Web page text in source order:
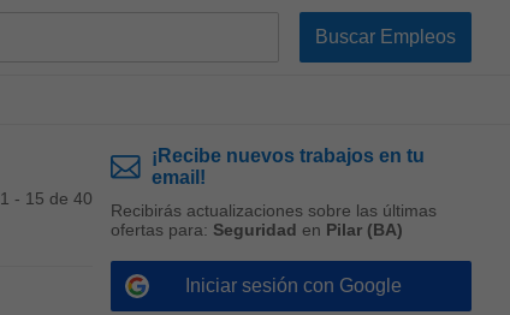
1 - 15 de 40
¡Recibe nuevos trabajos en tu
email!
Recibirás actualizaciones sobre las últimas
ofertas para: Seguridad en Pilar (BA)
Iniciar sesión con Google